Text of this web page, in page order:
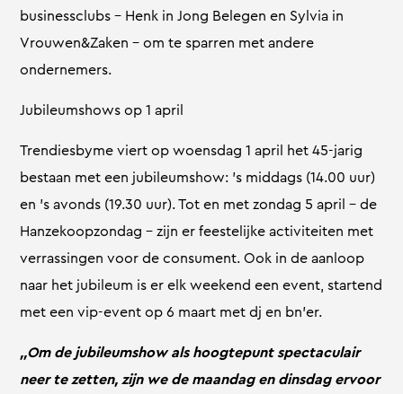
businessclubs – Henk in Jong Belegen en Sylvia in
Vrouwen&Zaken – om te sparren met andere
ondernemers.
Jubileumshows op 1 april
Trendiesbyme viert op woensdag 1 april het 45-jarig
bestaan met een jubileumshow: ’s middags (14.00 uur)
en ’s avonds (19.30 uur). Tot en met zondag 5 april – de
Hanzekoopzondag – zijn er feestelijke activiteiten met
verrassingen voor de consument. Ook in de aanloop
naar het jubileum is er elk weekend een event, startend
met een vip-event op 6 maart met dj en bn’er.
,,Om de jubileumshow als hoogtepunt spectaculair
neer te zetten, zijn we de maandag en dinsdag ervoor